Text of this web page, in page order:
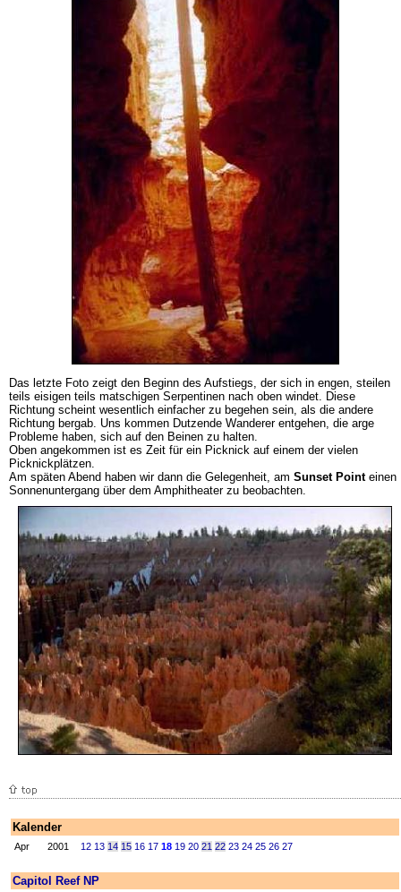
Das letzte Foto zeigt den Beginn des Aufstiegs, der sich in engen, steilen
teils eisigen teils matschigen Serpentinen nach oben windet. Diese
Richtung scheint wesentlich einfacher zu begehen sein, als die andere
Richtung bergab. Uns kommen Dutzende Wanderer entgehen, die arge
Probleme haben, sich auf den Beinen zu halten.
Oben angekommen ist es Zeit für ein Picknick auf einem der vielen
Picknickplätzen.
Am späten Abend haben wir dann die Gelegenheit, am Sunset Pointeinen
Sonnenuntergang über dem Amphitheater zu beobachten.
Kalender
Apr 2001 12 13 14 15 16 17 18 19 20 21 22 23 24 25 26 27
Capitol Reef NP